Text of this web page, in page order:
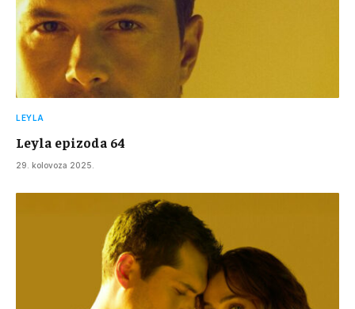
LEYLA
Leyla epizoda 64
29. kolovoza 2025.